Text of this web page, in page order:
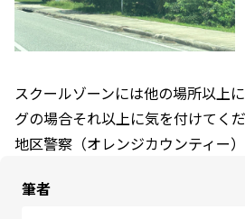
スクールゾーンには他の場所以上
グの場合それ以上に気を付けてくだ
地区警察（オレンジカウンティー）
筆者